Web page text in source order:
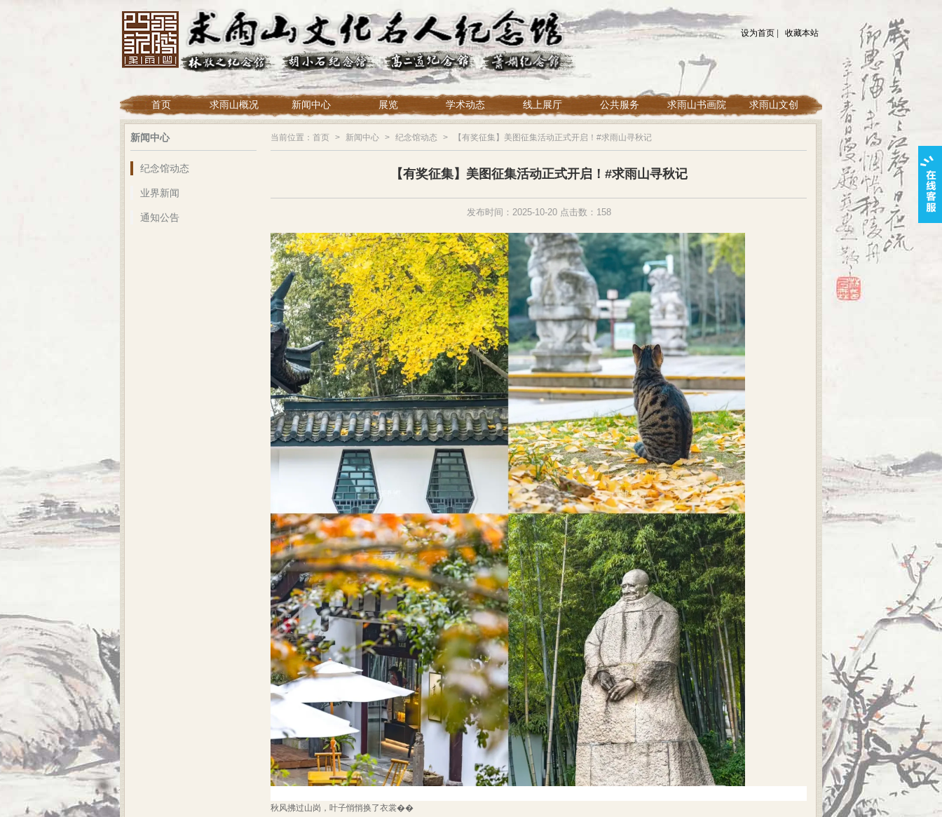
设为首页 收藏本站
首页 求雨山概况 新闻中心 展览 学术动态 线上展厅 公共服务 求雨山书画院 求雨山文创
新闻中心
纪念馆动态
业界新闻
通知公告
当前位置： 首页 > 新闻中心 > 纪念馆动态 > 【有奖征集】美图征集活动正式开启！#求雨山寻秋记
【有奖征集】美图征集活动正式开启！#求雨山寻秋记
发布时间：2025-10-20 点击数：158
秋风拂过山岗，叶子悄悄换了衣裳��